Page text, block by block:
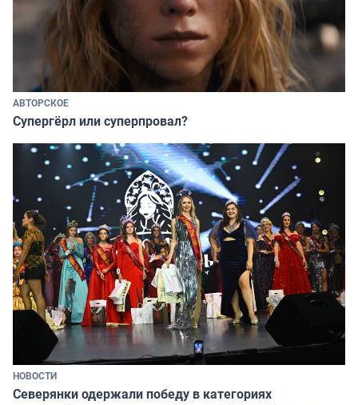
АВТОРСКОЕ
Супергёрл или суперпровал?
НОВОСТИ
Северянки одержали победу в категориях